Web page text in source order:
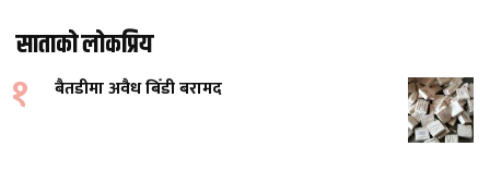
साताको लोकप्रिय
१ बैतडीमा अवैध बिँडी बरामद